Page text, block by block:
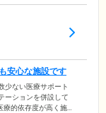
安心な施設です
少ない医療サポート
ーションを併設して
的依存度が高く施設